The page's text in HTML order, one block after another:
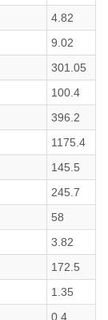
4.82
9.02
301.05
100.4
396.2
1175.4
145.5
245.7
58
3.82
172.5
1.35
0.4